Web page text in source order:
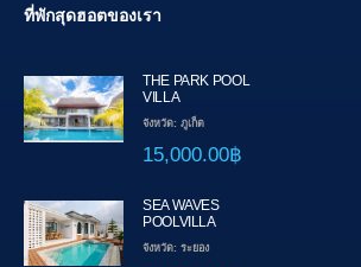
ที่พักสุดฮอตของเรา
THE PARK POOL
VILLA
จังหวัด: ภูเก็ต
15,000.00฿
SEA WAVES
POOLVILLA
จังหวัด: ระยอง